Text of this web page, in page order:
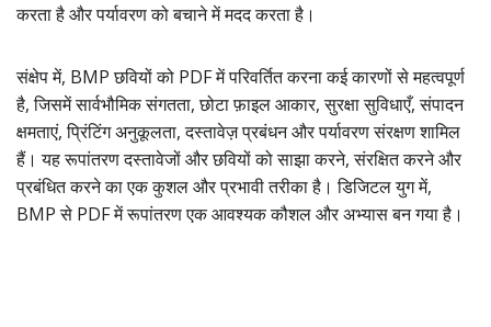
करता है और पर्यावरण को बचाने में मदद करता है।
संक्षेप में, BMP छवियों को PDF में परिवर्तित करना कई कारणों से महत्वपूर्ण
है, जिसमें सार्वभौमिक संगतता, छोटा फ़ाइल आकार, सुरक्षा सुविधाएँ, संपादन
क्षमताएं, प्रिंटिंग अनुकूलता, दस्तावेज़ प्रबंधन और पर्यावरण संरक्षण शामिल
हैं। यह रूपांतरण दस्तावेजों और छवियों को साझा करने, संरक्षित करने और
प्रबंधित करने का एक कुशल और प्रभावी तरीका है। डिजिटल युग में,
BMP से PDF में रूपांतरण एक आवश्यक कौशल और अभ्यास बन गया है।